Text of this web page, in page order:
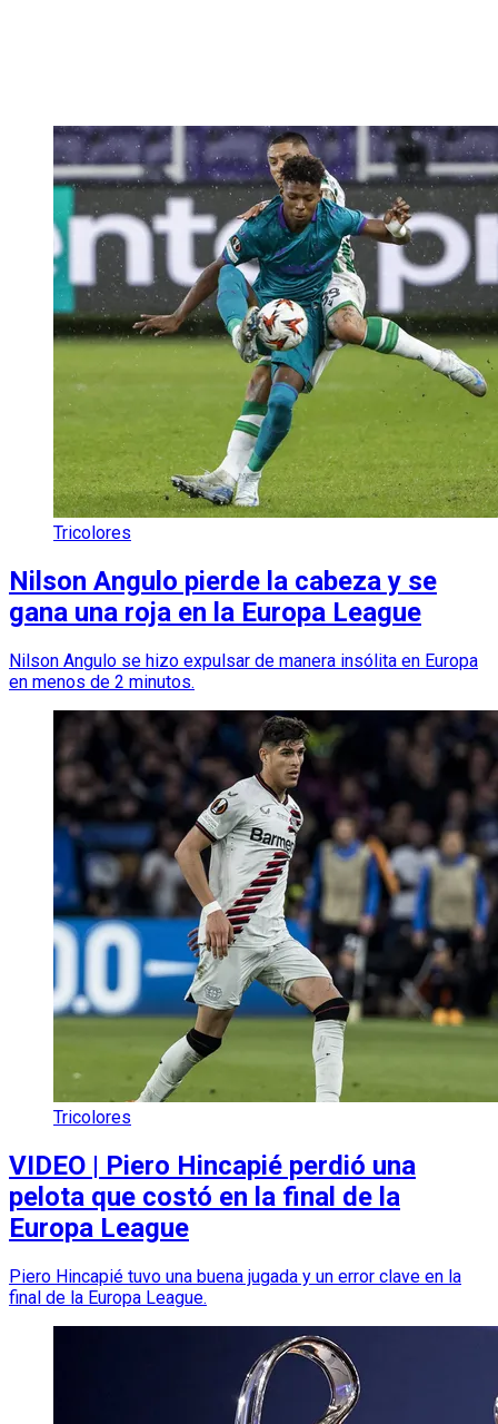
Tricolores
Nilson Angulo pierde la cabeza y se
gana una roja en la Europa League
Nilson Angulo se hizo expulsar de manera insólita en Europa
en menos de 2 minutos.
Tricolores
VIDEO | Piero Hincapié perdió una
pelota que costó en la final de la
Europa League
Piero Hincapié tuvo una buena jugada y un error clave en la
final de la Europa League.